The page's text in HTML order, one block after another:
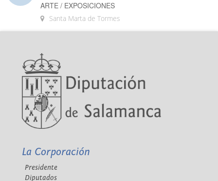
ARTE / EXPOSICIONES
Santa Marta de Tormes
La Corporación
Presidente
Diputados